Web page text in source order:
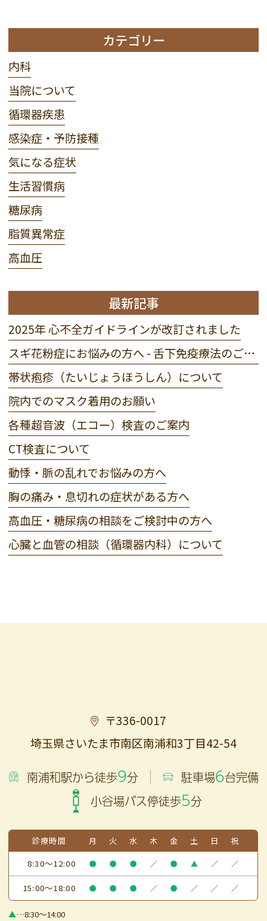
カテゴリー
内科
当院について
循環器疾患
感染症・予防接種
気になる症状
生活習慣病
糖尿病
脂質異常症
高血圧
最新記事
2025年 心不全ガイドラインが改訂されました
スギ花粉症にお悩みの方へ - 舌下免疫療法のご案内
帯状疱疹（たいじょうほうしん）について
院内でのマスク着用のお願い
各種超音波（エコー）検査のご案内
CT検査について
動悸・脈の乱れでお悩みの方へ
胸の痛み・息切れの症状がある方へ
高血圧・糖尿病の相談をご検討中の方へ
心臓と血管の相談（循環器内科）について
〒336-0017
埼玉県さいたま市南区南浦和3丁目42-54
南浦和駅から徒歩9分 駐車場6台完備
小谷場バス停徒歩5分
診療時間 月 火 水 木 金 土 日
祝
8:30～12:00
● ● ● ／ ● ▲ ／ ／
15:00～18:00 ● ● ● ／ ● ／ ／ ／
▲…8:30～14:00